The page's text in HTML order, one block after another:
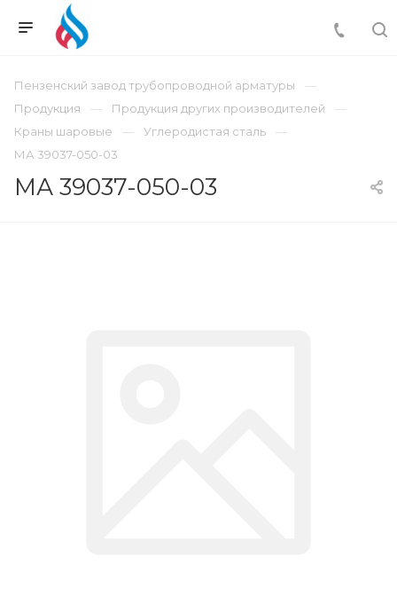
Пензенский завод трубопроводной арматуры
Продукция
Продукция других производителей
Краны шаровые
Углеродистая сталь
МА 39037-050-03
МА 39037-050-03